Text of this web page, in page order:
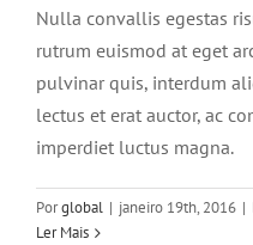
Nulla convallis egestas
rutrum euismod at eget
pulvinar quis, interdum
lectus et erat auctor, ac
imperdiet luctus magna.
Porglobal | janeiro 19th, 2016 |
Ler Mais